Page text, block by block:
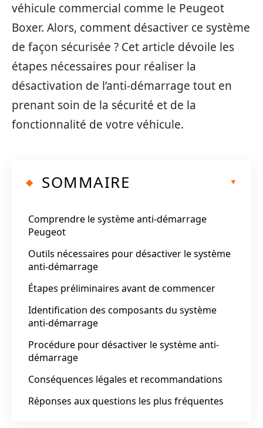
véhicule commercial comme le Peugeot
Boxer. Alors, comment désactiver ce système
de façon sécurisée ? Cet article dévoile les
étapes nécessaires pour réaliser la
désactivation de l’anti-démarrage tout en
prenant soin de la sécurité et de la
fonctionnalité de votre véhicule.
SOMMAIRE
Comprendre le système anti-démarrage
Peugeot
Outils nécessaires pour désactiver le système
anti-démarrage
Étapes préliminaires avant de commencer
Identification des composants du système
anti-démarrage
Procédure pour désactiver le système anti-
démarrage
Conséquences légales et recommandations
Réponses aux questions les plus fréquentes